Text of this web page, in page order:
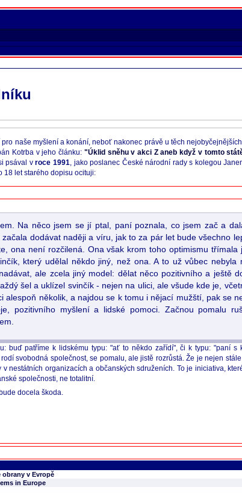
naše myšlení a konání, neboť nakonec právě u těch
Kotrba v jeho článku: "Úklid sněhu v akci Z aneb když v tomto
psával vroce 1991, jako poslanec České národní rady s kolegou
18 let starého dopisu ocituji:
Na něco jsem se jí ptal, paní poznala, co jsem zač a
dodávat naději a víru, jak to za pár let bude všechno
ona není rozčilená. Ona však krom toho optimismu
který udělal někdo jiný, než ona. A to už vůbec nebyla
ale zcela jiný model: dělat něco pozitivního a ještě
šel a uklízel svinčík - nejen na ulici, ale všude kde je,
alespoň několik, a najdou se k tomu i nějací mužští, pak se
pozitivního myšlení a lidské pomoci. Začnou pomalu
buď patříme k lidskému typu: "ať to někdo zařídí", či k typu: "paní s
svobodná společnost, se pomalu, ale jistě rozrůstá. Že je nejen
nestátních organizacích a občanských sdruženích. To je iniciativa,
společnosti, ne totalitní.
docela škoda.
v Evropě
in Europe